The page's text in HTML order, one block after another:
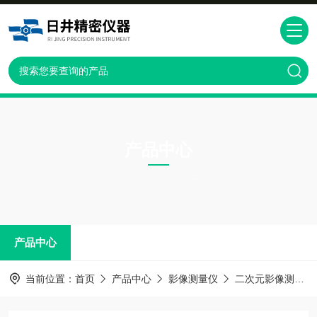
产品中心
当前位置： 首页 产品中心 影像测量仪 二次元影像测量仪